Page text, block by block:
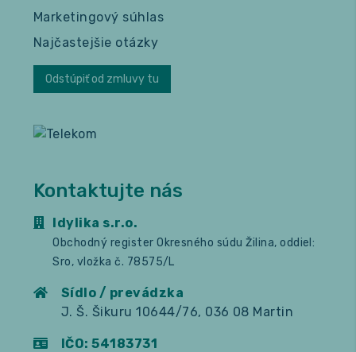
Marketingový súhlas
Najčastejšie otázky
Odstúpiť od zmluvy tu
Kontaktujte nás
Idylika s.r.o.
Obchodný register Okresného súdu Žilina, oddiel:
Sro, vložka č. 78575/L
Sídlo / prevádzka
J. Š. Šikuru 10644/76, 036 08 Martin
IČO: 54183731